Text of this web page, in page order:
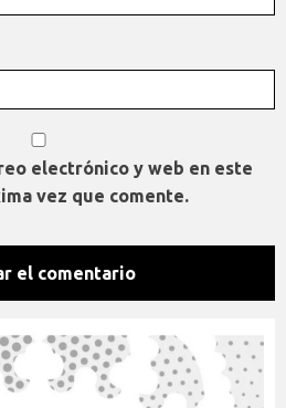
electrónico y web en este
vez que comente.